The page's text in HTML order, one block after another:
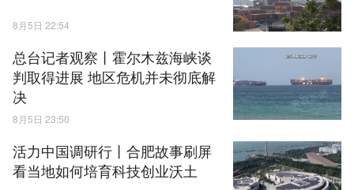
8月5日 22:54
总台记者观察丨霍尔木兹海峡谈
判取得进展 地区危机并未彻底解
决
8月5日 23:50
活力中国调研行丨合肥故事刷屏
看当地如何培育科技创业沃土